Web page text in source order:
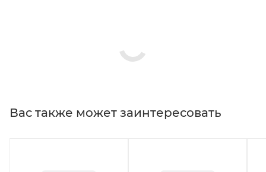
Вас также может заинтересовать